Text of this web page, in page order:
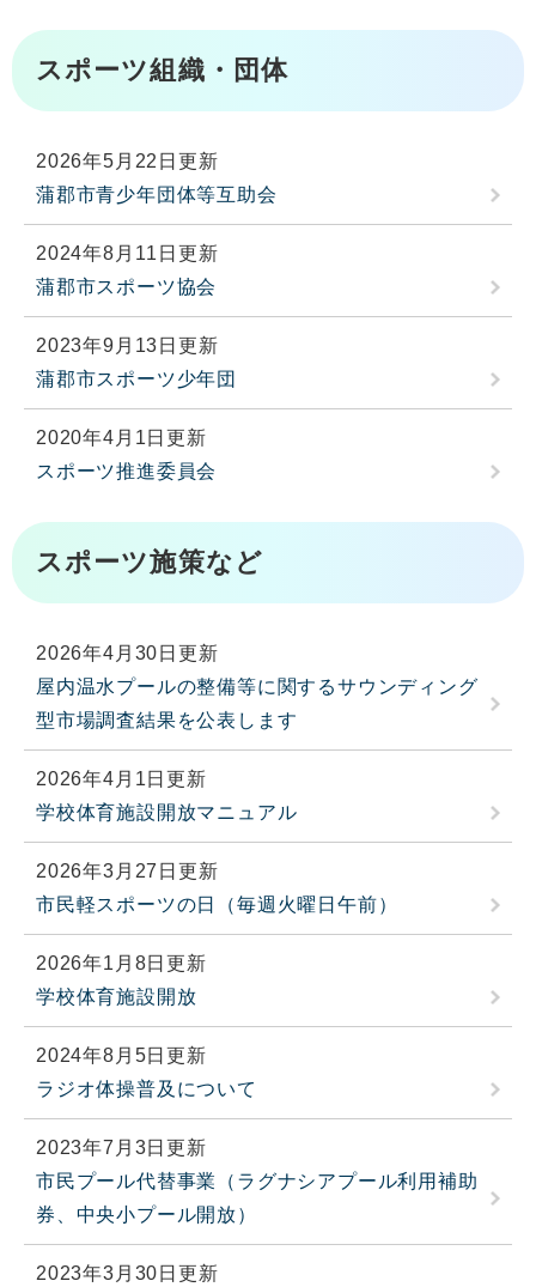
スポーツ組織・団体
2026年5月22日更新
蒲郡市青少年団体等互助会
2024年8月11日更新
蒲郡市スポーツ協会
2023年9月13日更新
蒲郡市スポーツ少年団
2020年4月1日更新
スポーツ推進委員会
スポーツ施策など
2026年4月30日更新
屋内温水プールの整備等に関するサウンディング
型市場調査結果を公表します
2026年4月1日更新
学校体育施設開放マニュアル
2026年3月27日更新
市民軽スポーツの日（毎週火曜日午前）
2026年1月8日更新
学校体育施設開放
2024年8月5日更新
ラジオ体操普及について
2023年7月3日更新
市民プール代替事業（ラグナシアプール利用補助
券、中央小プール開放）
2023年3月30日更新